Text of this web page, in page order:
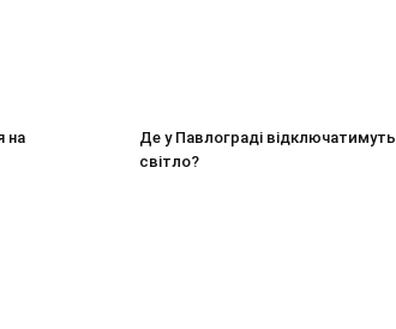
на
Де у Павлограді відключатимуть
світло?